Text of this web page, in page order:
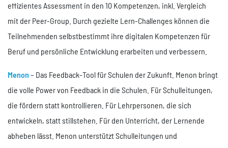
effizientes Assessment in den 10 Kompetenzen, inkl. Vergleich
mit der Peer-Group. Durch gezielte Lern-Challenges können die
Teilnehmenden selbstbestimmt ihre digitalen Kompetenzen für
Beruf und persönliche Entwicklung erarbeiten und verbessern.
Menon – Das Feedback-Tool für Schulen der Zukunft. Menon bringt
die volle Power von Feedback in die Schulen. Für Schulleitungen,
die fördern statt kontrollieren. Für Lehrpersonen, die sich
entwickeln, statt stillstehen. Für den Unterricht, der Lernende
abheben lässt. Menon unterstützt Schulleitungen und